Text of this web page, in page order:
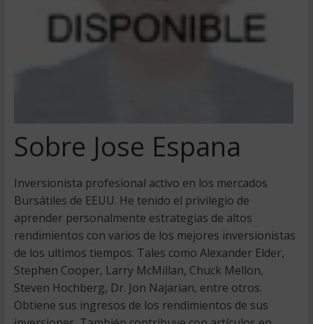
Sobre Jose Espana
Inversionista profesional activo en los mercados
Bursátiles de EEUU. He tenido el privilegio de
aprender personalmente estrategias de altos
rendimientos con varios de los mejores inversionistas
de los ultimos tiempos. Tales como Alexander Elder,
Stephen Cooper, Larry McMillan, Chuck Mellon,
Steven Hochberg, Dr. Jon Najarian, entre otros.
Obtiene sus ingresos de los rendimientos de sus